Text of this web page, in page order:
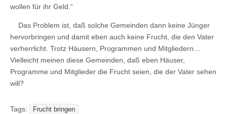
wollen für ihr Geld.“
Das Problem ist, daß solche Gemeinden dann keine Jünger
hervorbringen und damit eben auch keine Frucht, die den Vater
verherrlicht. Trotz Häusern, Programmen und Mitgliedern…
Vielleicht meinen diese Gemeinden, daß eben Häuser,
Programme und Mitglieder die Frucht seien, die der Vater sehen
will?
Tags: Frucht bringen